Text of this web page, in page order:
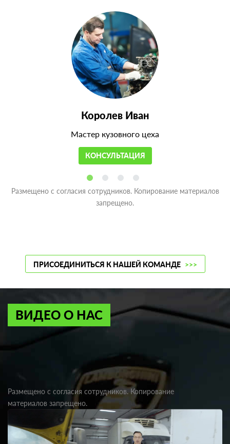
Королев Иван
Мастер кузовного цеха
КОНСУЛЬТАЦИЯ
Размещено с согласия сотрудников. Копирование материалов
запрещено.
ПРИСОЕДИНИТЬСЯ К НАШЕЙ КОМАНДЕ >>>
ВИДЕО О НАС
Размещено с согласия сотрудников. Копирование
материалов запрещено.